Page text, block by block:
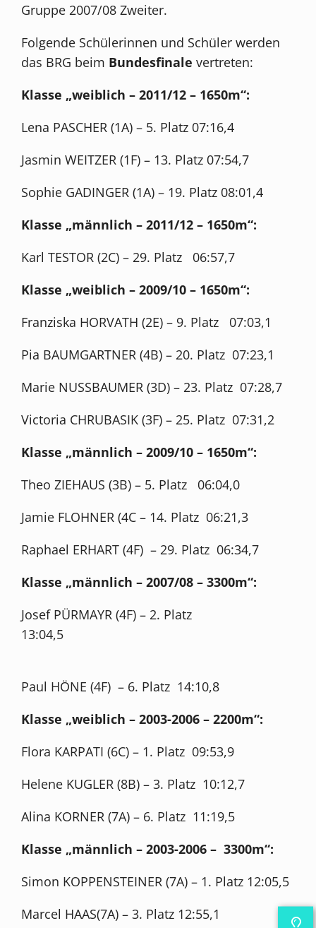
Gruppe 2007/08 Zweiter.
Folgende Schülerinnen und Schüler werden
das BRG beim Bundesfinale vertreten:
Klasse „weiblich – 2011/12 – 1650m“:
Lena PASCHER (1A) – 5. Platz 07:16,4
Jasmin WEITZER (1F) – 13. Platz 07:54,7
Sophie GADINGER (1A) – 19. Platz 08:01,4
Klasse „männlich – 2011/12 – 1650m“:
Karl TESTOR (2C) – 29. Platz 06:57,7
Klasse „weiblich – 2009/10 – 1650m“:
Franziska HORVATH (2E) – 9. Platz 07:03,1
Pia BAUMGARTNER (4B) – 20. Platz 07:23,1
Marie NUSSBAUMER (3D) – 23. Platz 07:28,7
Victoria CHRUBASIK (3F) – 25. Platz 07:31,2
Klasse „männlich – 2009/10 – 1650m“:
Theo ZIEHAUS (3B) – 5. Platz 06:04,0
Jamie FLOHNER (4C – 14. Platz 06:21,3
Raphael ERHART (4F) – 29. Platz 06:34,7
Klasse „männlich – 2007/08 – 3300m“:
Josef PÜRMAYR (4F) – 2. Platz
13:04,5
Paul HÖNE (4F) – 6. Platz 14:10,8
Klasse „weiblich – 2003-2006 – 2200m“:
Flora KARPATI (6C) – 1. Platz 09:53,9
Helene KUGLER (8B) – 3. Platz 10:12,7
Alina KORNER (7A) – 6. Platz 11:19,5
Klasse „männlich – 2003-2006 – 3300m“:
Simon KOPPENSTEINER (7A) – 1. Platz 12:05,5
Marcel HAAS(7A) – 3. Platz 12:55,1